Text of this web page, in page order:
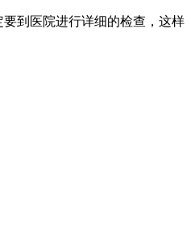
到医院进行详细的检查，这样